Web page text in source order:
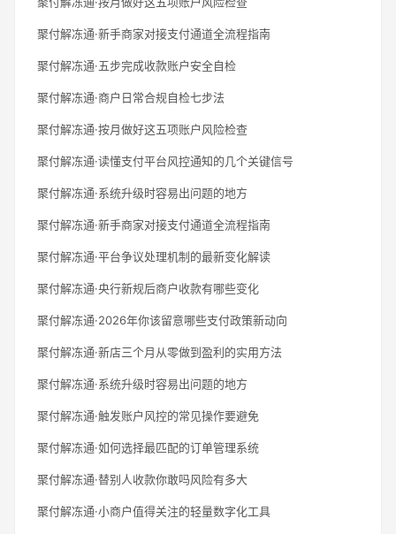
聚付解冻通·新手商家对接支付通道全流程指南
聚付解冻通·五步完成收款账户安全自检
聚付解冻通·商户日常合规自检七步法
聚付解冻通·按月做好这五项账户风险检查
聚付解冻通·读懂支付平台风控通知的几个关键信号
聚付解冻通·系统升级时容易出问题的地方
聚付解冻通·新手商家对接支付通道全流程指南
聚付解冻通·平台争议处理机制的最新变化解读
聚付解冻通·央行新规后商户收款有哪些变化
聚付解冻通·2026年你该留意哪些支付政策新动向
聚付解冻通·新店三个月从零做到盈利的实用方法
聚付解冻通·系统升级时容易出问题的地方
聚付解冻通·触发账户风控的常见操作要避免
聚付解冻通·如何选择最匹配的订单管理系统
聚付解冻通·替别人收款你敢吗风险有多大
聚付解冻通·小商户值得关注的轻量数字化工具